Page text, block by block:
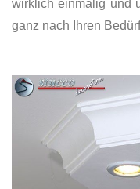
wirklich einmalig und
ganz nach Ihren